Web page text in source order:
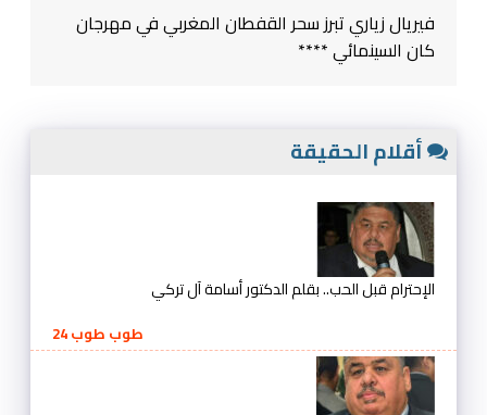
فيريال زياري تبرز سحر القفطان المغربي في مهرجان
كان السينمائي ****
أقلام الحقيقة
الإحترام قبل الحب.. بقلم الدكتور أسامة آل تركي
طوب طوب 24